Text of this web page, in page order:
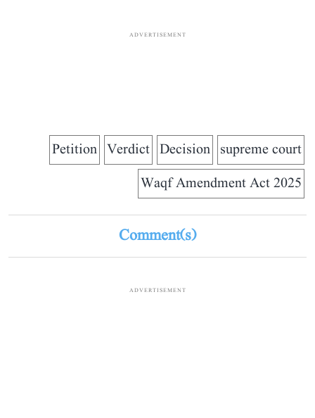
ADVERTISEMENT
supreme court
Decision
Verdict
Petition
Waqf Amendment Act 2025
Comment(s)
ADVERTISEMENT